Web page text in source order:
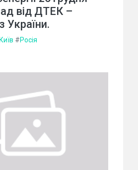
від ДТЕК –
України.
Київ #Росія